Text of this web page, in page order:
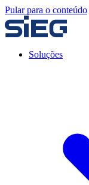
Pular para o conteúdo
Soluções